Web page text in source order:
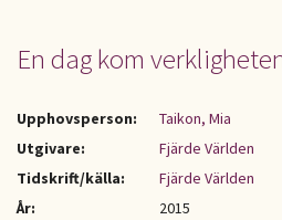
En dag kom
Upphovsperson:
Taikon, Mia
Utgivare:
Fjärde Världen
Tidskrift/källa:
Fjärde Världen
År:
2015